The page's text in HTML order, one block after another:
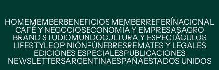
HOMEMEMBERBENEFICIOS MEMBERREFERÍNACIONAL
CAFÉ Y NEGOCIOSECONOMÍA Y EMPRESASAGRO
BRAND STUDIOMUNDOCULTURA Y ESPECTÁCULOS
LIFESTYLEOPINIÓNFÚNEBRESREMATES Y LEGALES
EDICIONES ESPECIALESPUBLICACIONES
NEWSLETTERSARGENTINAESPAÑAESTADOS UNIDOS